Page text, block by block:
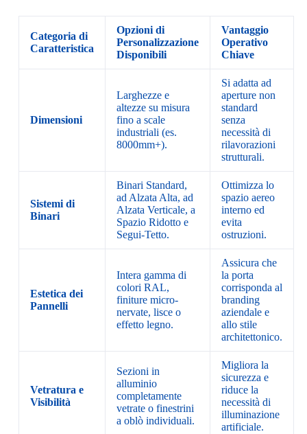
Categoria di
Caratteristica
Opzioni di
Personalizzazione
Disponibili
Vantaggio
Operativo
Chiave
Dimensioni
Larghezze e
altezze su misura
fino a scale
industriali (es.
8000mm+).
Si adatta ad
aperture non
standard
senza
necessità di
rilavorazioni
strutturali.
Sistemi di
Binari
Binari Standard,
ad Alzata Alta, ad
Alzata Verticale, a
Spazio Ridotto e
Segui-Tetto.
Ottimizza lo
spazio aereo
interno ed
evita
ostruzioni.
Estetica dei
Pannelli
Intera gamma di
colori RAL,
finiture micro-
nervate, lisce o
effetto legno.
Assicura che
la porta
corrisponda al
branding
aziendale e
allo stile
architettonico.
Vetratura e
Visibilità
Sezioni in
alluminio
completamente
vetrate o finestrini
a oblò individuali.
Migliora la
sicurezza e
riduce la
necessità di
illuminazione
artificiale.